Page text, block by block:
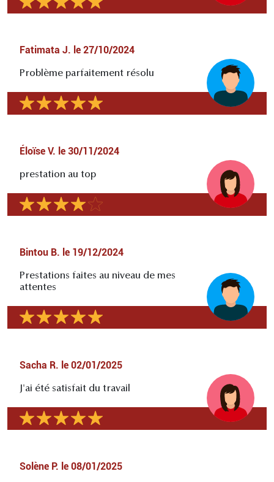
Fatimata J. le 27/10/2024
Problème parfaitement résolu
Éloïse V. le 30/11/2024
prestation au top
Bintou B. le 19/12/2024
Prestations faites au niveau de mes
attentes
Sacha R. le 02/01/2025
J'ai été satisfait du travail
Solène P. le 08/01/2025